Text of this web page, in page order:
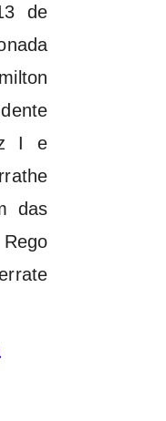
de
I e
das